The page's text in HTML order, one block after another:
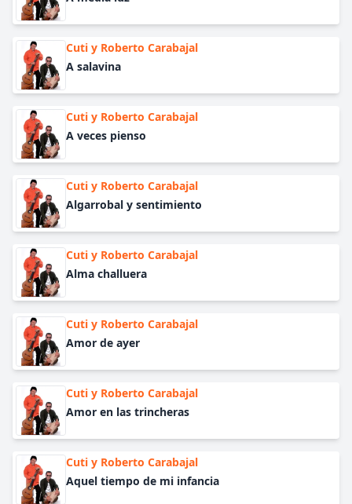
Cuti y Roberto Carabajal
A salavina
Cuti y Roberto Carabajal
A veces pienso
Cuti y Roberto Carabajal
Algarrobal y sentimiento
Cuti y Roberto Carabajal
Alma challuera
Cuti y Roberto Carabajal
Amor de ayer
Cuti y Roberto Carabajal
Amor en las trincheras
Cuti y Roberto Carabajal
Aquel tiempo de mi infancia